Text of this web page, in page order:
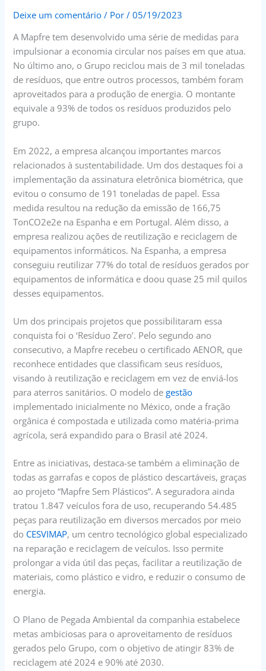
Deixe um comentário / Por/05/19/2023
A Mapfre tem desenvolvido uma série de medidas para
impulsionar a economia circular nos países em que atua.
No último ano, o Grupo reciclou mais de 3 mil toneladas
de resíduos, que entre outros processos, também foram
aproveitados para a produção de energia. O montante
equivale a 93% de todos os resíduos produzidos pelo
grupo.
Em 2022, a empresa alcançou importantes marcos
relacionados à sustentabilidade. Um dos destaques foi a
implementação da assinatura eletrônica biométrica, que
evitou o consumo de 191 toneladas de papel. Essa
medida resultou na redução da emissão de 166,75
TonCO2e2e na Espanha e em Portugal. Além disso, a
empresa realizou ações de reutilização e reciclagem de
equipamentos informáticos. Na Espanha, a empresa
conseguiu reutilizar 77% do total de resíduos gerados por
equipamentos de informática e doou quase 25 mil quilos
desses equipamentos.
Um dos principais projetos que possibilitaram essa
conquista foi o ‘Resíduo Zero’. Pelo segundo ano
consecutivo, a Mapfre recebeu o certificado AENOR, que
reconhece entidades que classificam seus resíduos,
visando à reutilização e reciclagem em vez de enviá-los
para aterros sanitários. O modelo degestão
implementado inicialmente no México, onde a fração
orgânica é compostada e utilizada como matéria-prima
agrícola, será expandido para o Brasil até 2024.
Entre as iniciativas, destaca-se também a eliminação de
todas as garrafas e copos de plástico descartáveis, graças
ao projeto “Mapfre Sem Plásticos”. A seguradora ainda
tratou 1.847 veículos fora de uso, recuperando 54.485
peças para reutilização em diversos mercados por meio
do CESVIMAP, um centro tecnológico global especializado
na reparação e reciclagem de veículos. Isso permite
prolongar a vida útil das peças, facilitar a reutilização de
materiais, como plástico e vidro, e reduzir o consumo de
energia.
O Plano de Pegada Ambiental da companhia estabelece
metas ambiciosas para o aproveitamento de resíduos
gerados pelo Grupo, com o objetivo de atingir 83% de
reciclagem até 2024 e 90% até 2030.